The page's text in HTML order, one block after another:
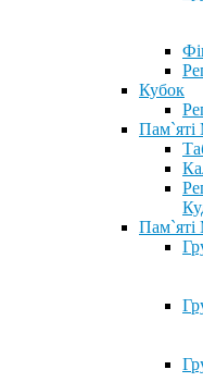
Кубок
Пам`яті
Пам`яті